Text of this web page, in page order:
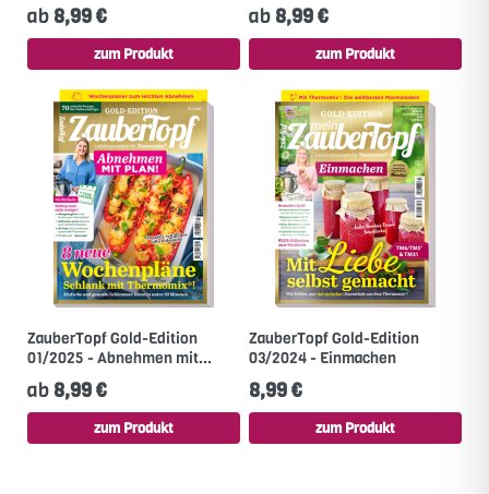
ab 8,99 €
zum Produkt
ab 8,99 €
zum Produkt
ZauberTopf Gold-Edition
01/2025 - Abnehmen mit...
ab 8,99 €
zum Produkt
ZauberTopf Gold-Edition
03/2024 - Einmachen
8,99 €
zum Produkt